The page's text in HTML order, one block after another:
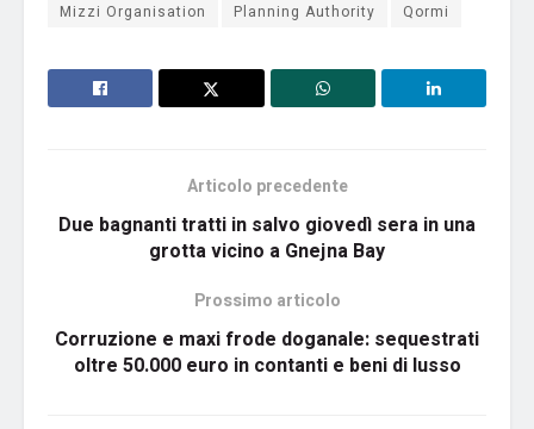
Mizzi Organisation
Planning Authority Qormi
Articolo precedente
Due bagnanti tratti in salvo giovedì sera in una
grotta vicino a Gnejna Bay
Prossimo articolo
Corruzione e maxi frode doganale: sequestrati
oltre 50.000 euro in contanti e beni di lusso